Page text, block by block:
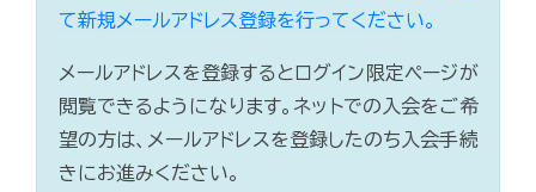
て新規メールアドレス登録を行ってください。
メールアドレスを登録するとログイン限定ページが
閲覧できるようになります。ネットでの入会をご希
望の方は、メールアドレスを登録したのち入会手続
きにお進みください。